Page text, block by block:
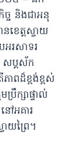
ច្ច និងជាអនុ
នខេត្តស្វាយ
រសាទរ
សប្តស័ក
ពដ៏ខ្ពង់ខ្ពស់
រឹក្សាផ្ទាល់
ៅអគារ
យព្រៃ។